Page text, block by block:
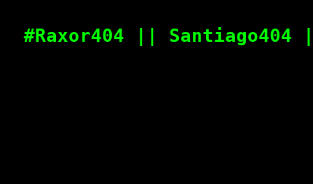
#Raxor404 || Santiago404